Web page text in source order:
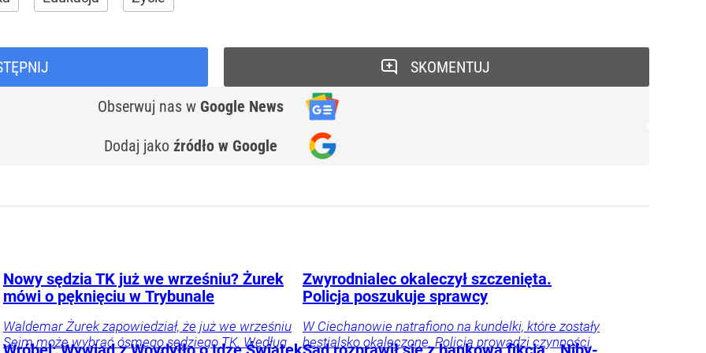
Obserwuj nas w Google News
Dodaj jako źródło w Google
SKOMENTUJ
Nowy sędzia TK już we wrześniu? Żurek
mówi o pęknięciu w Trybunale
Waldemar Żurek zapowiedział, że już we wrześniu
Sejm może wybrać ósmego sędziego TK. Według
Zwyrodnialec okaleczył szczenięta.
Policja poszukuje sprawcy
W Ciechanowie natrafiono na kundelki, które zostały
bestialsko okaleczone. Policja prowadzi czynności,